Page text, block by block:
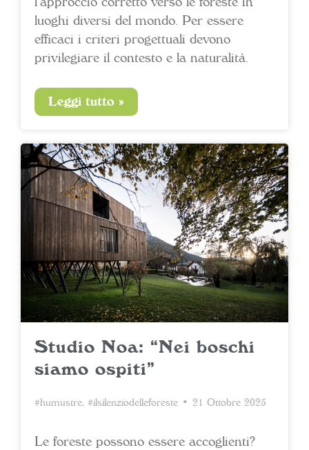
luoghi diversi del mondo. Per essere
efficaci i criteri progettuali devono
privilegiare il contesto e la naturalità.
Leggi tutto »
Studio Noa: “Nei boschi
siamo ospiti”
#humustre, #ilsilenziodelleforeste • 21 Ottobre 2025
Le foreste possono essere accoglienti?